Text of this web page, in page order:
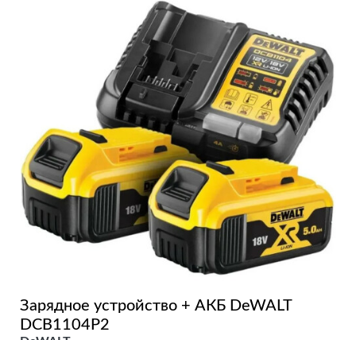
Зарядное устройство + АКБ DeWALT
DCB1104P2